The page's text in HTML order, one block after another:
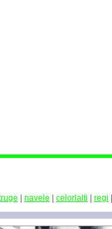
navele celorlalti regi